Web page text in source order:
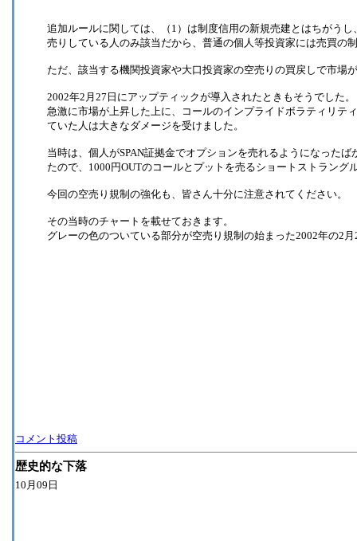
追加ルールに関しては、（1）は制度信用の新規売建とはちがう
売りしている人のみ該当だから、普通の個人等投資家には売買の
ただ、該当する機関投資家や大口投資家の空売りの買戻しで市場
2002年2月27日にアップティックが導入されたときもそうでした。
急激に市場が上昇した上に、コールのインプライドボラティリテ
ていた人は大きなダメージを受けました。
当時は、個人がSPAN証拠金でオプションを売れるようになった
たので、1000円OUTのコールとプットを売るショートストラング
今回の空売り規制の強化も、皆さん十分に注意されてください。
その当時のチャートを載せておきます。
グレーの色のついている部分が空売り規制の始まった2002年の2
コメント投稿
歴史的な下落
10月09日